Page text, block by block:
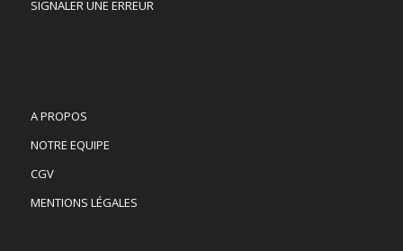
SIGNALER UNE ERREUR
A PROPOS
NOTRE EQUIPE
CGV
MENTIONS LÉGALES